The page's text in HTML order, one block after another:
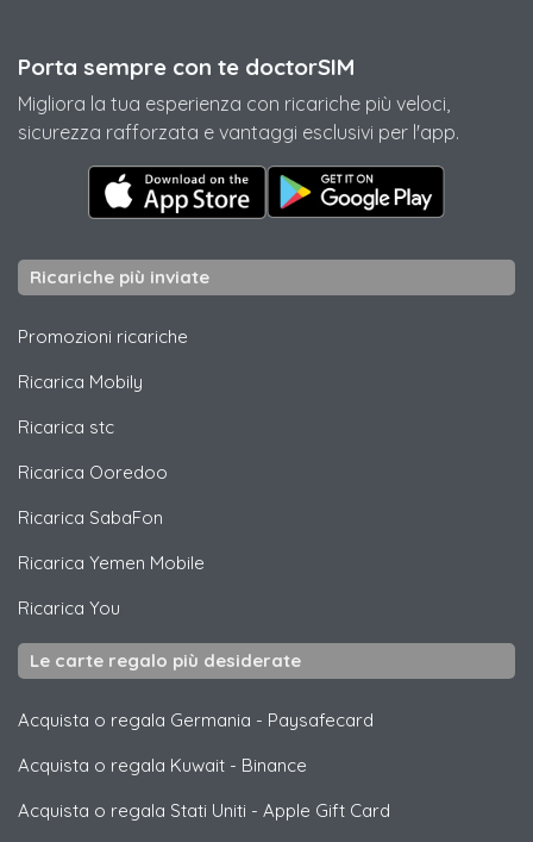
Porta sempre con te doctorSIM
Migliora la tua esperienza con ricariche più veloci,
sicurezza rafforzata e vantaggi esclusivi per l'app.
Ricariche più inviate
Promozioni ricariche
Ricarica Mobily
Ricarica stc
Ricarica Ooredoo
Ricarica SabaFon
Ricarica Yemen Mobile
Ricarica You
Le carte regalo più desiderate
Acquista o regala Germania - Paysafecard
Acquista o regala Kuwait - Binance
Acquista o regala Stati Uniti - Apple Gift Card